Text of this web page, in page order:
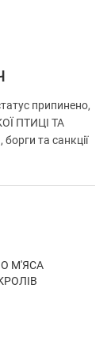
припинено,
ПТИЦІ ТА
та санкції
М'ЯСА